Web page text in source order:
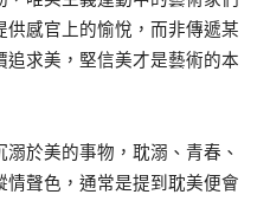
感官上的愉悅，而非傳遞某
求美，堅信美才是藝術的本
於美的事物，耽溺、青春、
聲色，通常是提到耽美便會